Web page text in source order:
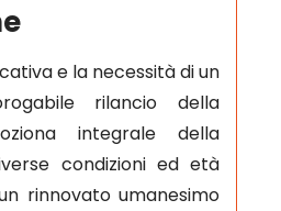
e la necessità di un
rilancio della
integrale della
condizioni ed età
rinnovato umanesimo